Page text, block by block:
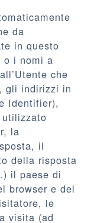
da
in questo
o i nomi a
che
gli indirizzi in
Identifier),
la
il
della risposta
il paese di
browser e del
le
visita (ad